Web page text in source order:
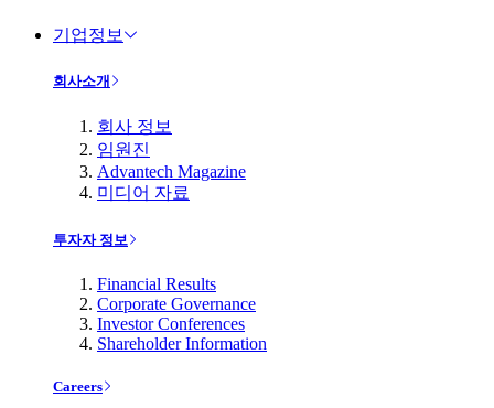
기업정보
회사소개
회사 정보
임원진
Advantech Magazine
미디어 자료
투자자 정보
Financial Results
Corporate Governance
Investor Conferences
Shareholder Information
Careers